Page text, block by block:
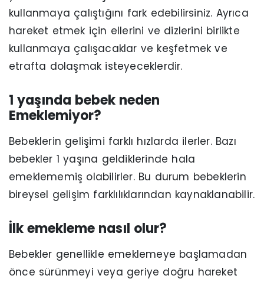
kullanmaya çalıştığını fark edebilirsiniz. Ayrıca
hareket etmek için ellerini ve dizlerini birlikte
kullanmaya çalışacaklar ve keşfetmek ve
etrafta dolaşmak isteyeceklerdir.
1 yaşında bebek neden
Emeklemiyor?
Bebeklerin gelişimi farklı hızlarda ilerler. Bazı
bebekler 1 yaşına geldiklerinde hala
emeklememiş olabilirler. Bu durum bebeklerin
bireysel gelişim farklılıklarından kaynaklanabilir.
İlk emekleme nasıl olur?
Bebekler genellikle emeklemeye başlamadan
önce sürünmeyi veya geriye doğru hareket